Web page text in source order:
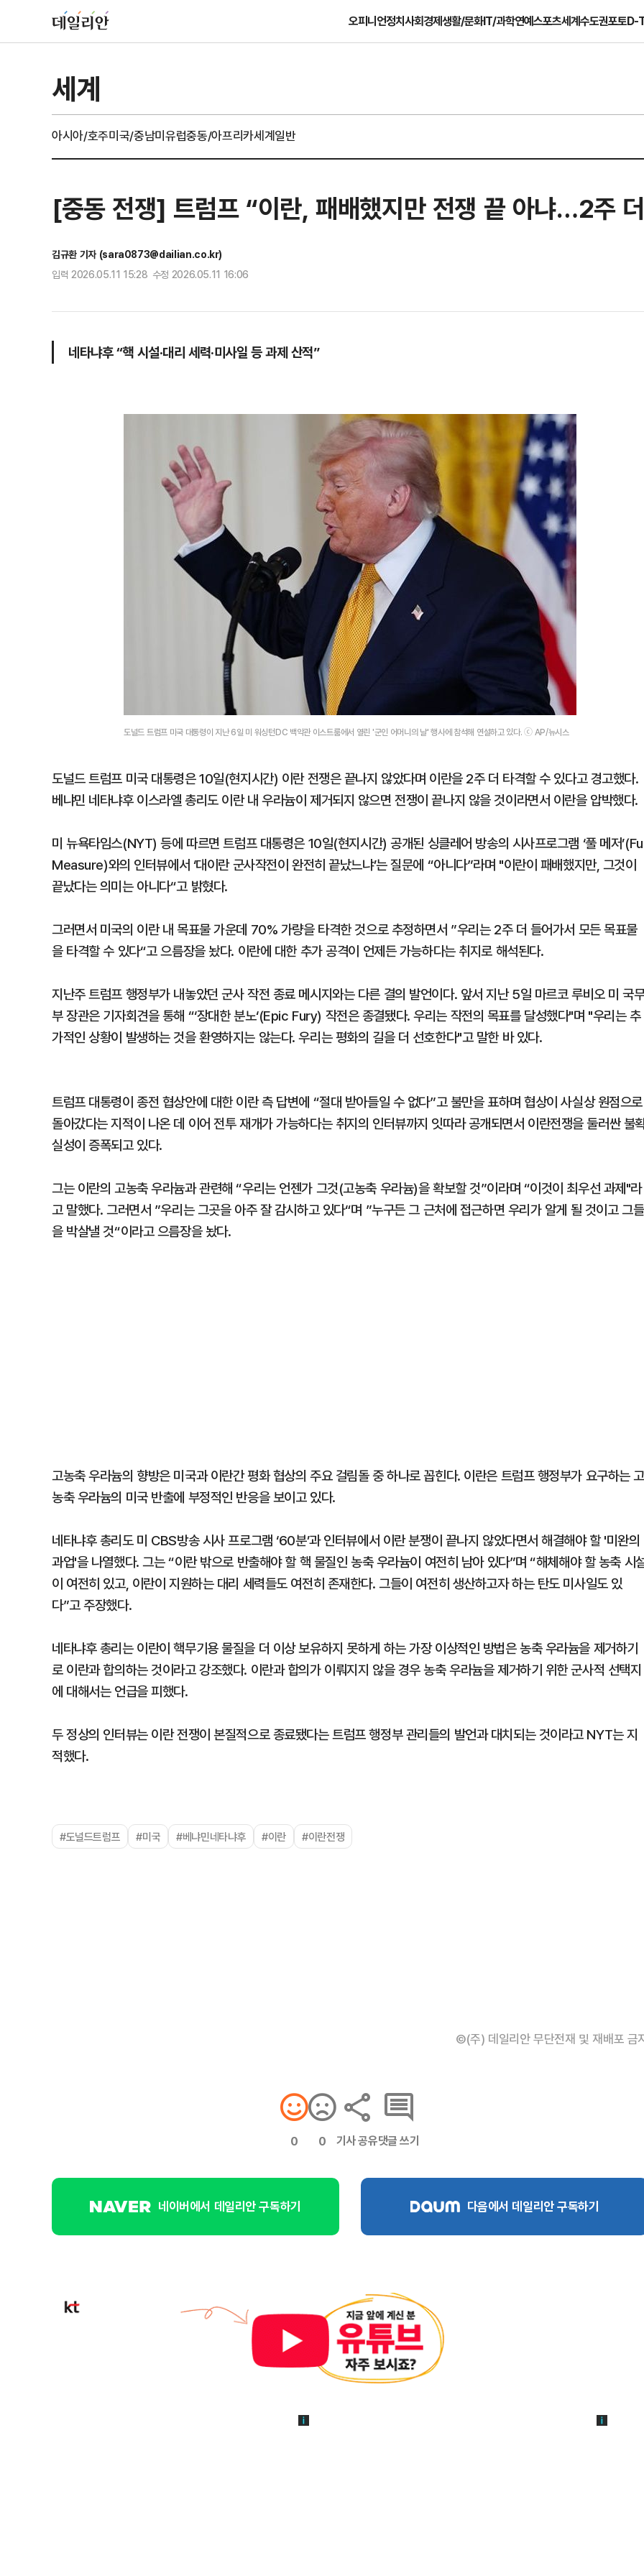
오피니언정치사회경제생활/문화IT/과학연예스포츠세계수도권포토D-
세계
아시아/호주미국/중남미유럽중동/아프리카세계일반
[중동 전쟁] 트럼프 “이란, 패배했지만 전쟁 끝 아냐…2주
김규환 기자 (sara0873@dailian.co.kr)
입력 2026.05.11 15:28 수정 2026.05.11 16:06
네타냐후 “핵 시설·대리 세력·미사일 등 과제 산적”
도널드 트럼프 미국 대통령이 지난 6일 미 워싱턴DC 백악관 이스트룸에서 열린 '군인 어머니의 날' 행사에 참석해 연설하고 있다. ⓒ AP/뉴시스
도널드 트럼프 미국 대통령은 10일(현지시간) 이란 전쟁은 끝나지 않았다며 이란을 2주 더 타격할 수 있다고 경고했다.
베냐민 네타냐후 이스라엘 총리도 이란 내 우라늄이 제거되지 않으면 전쟁이 끝나지 않을 것이라면서 이란을 압박했다.
미 뉴욕타임스(NYT) 등에 따르면 트럼프 대통령은 10일(현지시간) 공개된 싱클레어 방송의 시사프로그램 ‘풀 메저
Measure)와의 인터뷰에서 ‘대이란 군사작전이 완전히 끝났느냐’는 질문에 “아니다”라며 "이란이 패배했지만, 그것이
끝났다는 의미는 아니다“고 밝혔다.
그러면서 미국의 이란 내 목표물 가운데 70% 가량을 타격한 것으로 추정하면서 ”우리는 2주 더 들어가서 모든 목표물
을 타격할 수 있다“고 으름장을 놨다. 이란에 대한 추가 공격이 언제든 가능하다는 취지로 해석된다.
지난주 트럼프 행정부가 내놓았던 군사 작전 종료 메시지와는 다른 결의 발언이다. 앞서 지난 5일 마르코 루비오 미 국
부 장관은 기자회견을 통해 “‘장대한 분노‘(Epic Fury) 작전은 종결됐다. 우리는 작전의 목표를 달성했다"며 "우리는 추
가적인 상황이 발생하는 것을 환영하지는 않는다. 우리는 평화의 길을 더 선호한다"고 말한 바 있다.
트럼프 대통령이 종전 협상안에 대한 이란 측 답변에 “절대 받아들일 수 없다”고 불만을 표하며 협상이 사실상 원점으로
돌아갔다는 지적이 나온 데 이어 전투 재개가 가능하다는 취지의 인터뷰까지 잇따라 공개되면서 이란전쟁을 둘러싼 불
실성이 증폭되고 있다.
그는 이란의 고농축 우라늄과 관련해 “우리는 언젠가 그것(고농축 우라늄)을 확보할 것”이라며 “이것이 최우선 과제"라
고 말했다. 그러면서 ”우리는 그곳을 아주 잘 감시하고 있다“며 ”누구든 그 근처에 접근하면 우리가 알게 될 것이고 그들
을 박살낼 것“이라고 으름장을 놨다.
고농축 우라늄의 향방은 미국과 이란간 평화 협상의 주요 걸림돌 중 하나로 꼽힌다. 이란은 트럼프 행정부가 요구하는
농축 우라늄의 미국 반출에 부정적인 반응을 보이고 있다.
네타냐후 총리도 미 CBS방송 시사 프로그램 ‘60분’과 인터뷰에서 이란 분쟁이 끝나지 않았다면서 해결해야 할 '미완의
과업'을 나열했다. 그는 “이란 밖으로 반출해야 할 핵 물질인 농축 우라늄이 여전히 남아 있다”며 “해체해야 할 농축 시
이 여전히 있고, 이란이 지원하는 대리 세력들도 여전히 존재한다. 그들이 여전히 생산하고자 하는 탄도 미사일도 있
다”고 주장했다.
네타냐후 총리는 이란이 핵무기용 물질을 더 이상 보유하지 못하게 하는 가장 이상적인 방법은 농축 우라늄을 제거하기
로 이란과 합의하는 것이라고 강조했다. 이란과 합의가 이뤄지지 않을 경우 농축 우라늄을 제거하기 위한 군사적 선택지
에 대해서는 언급을 피했다.
두 정상의 인터뷰는 이란 전쟁이 본질적으로 종료됐다는 트럼프 행정부 관리들의 발언과 대치되는 것이라고 NYT는 지
적했다.
#도널드트럼프 #미국 #베냐민네타냐후 #이란 #이란전쟁
©(주) 데일리안 무단전재 및 재배포 금
0 0 기사 공유댓글 쓰기
네이버에서 데일리안 구독하기 다음에서 데일리안 구독하기